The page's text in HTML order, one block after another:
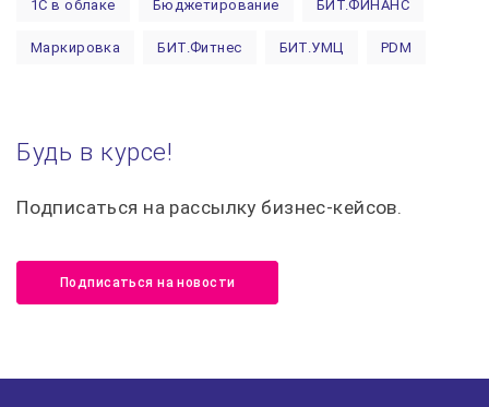
1С в облаке Бюджетирование БИТ.ФИНАНС
Маркировка БИТ.Фитнес БИТ.УМЦ PDM
Управленческий учет Лицензии 1С Поддержка 1С
1С:Управление нашей фирмой 8
ИТС Сервисы 1С БИТ.СТРОИТЕЛЬСТВО
Будь в курсе!
Подписаться на рассылку бизнес-кейсов.
Подписаться на новости